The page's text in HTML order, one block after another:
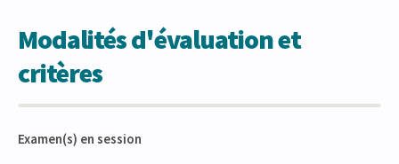
Modalités d'évaluation et
critères
Examen(s) en session